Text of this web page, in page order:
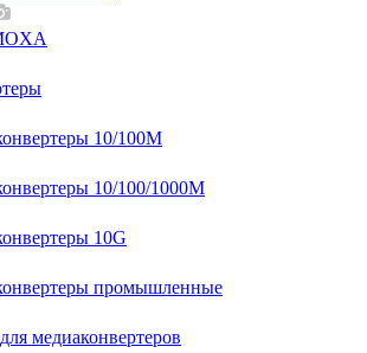
10/100M
10/100/1000M
10G
промышленные
мeдиаконвертеров